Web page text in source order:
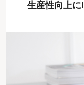
生産性向上に